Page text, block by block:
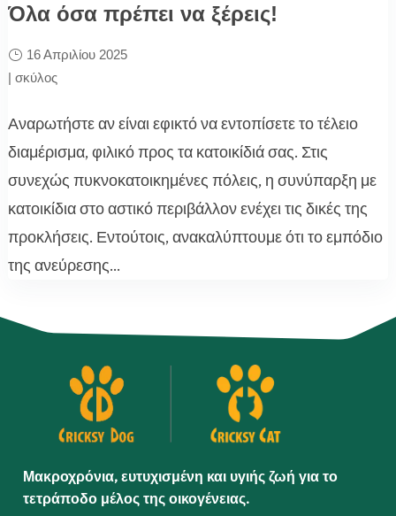
Όλα όσα πρέπει να ξέρεις!
16 Απριλίου 2025
| σκύλος
Αναρωτήστε αν είναι εφικτό να εντοπίσετε το τέλειο
διαμέρισμα, φιλικό προς τα κατοικίδιά σας. Στις
συνεχώς πυκνοκατοικημένες πόλεις, η συνύπαρξη με
κατοικίδια στο αστικό περιβάλλον ενέχει τις δικές της
προκλήσεις. Εντούτοις, ανακαλύπτουμε ότι το εμπόδιο
της ανεύρεσης...
Μακροχρόνια, ευτυχισμένη και υγιής ζωή για το
τετράποδο μέλος της οικογένειας.